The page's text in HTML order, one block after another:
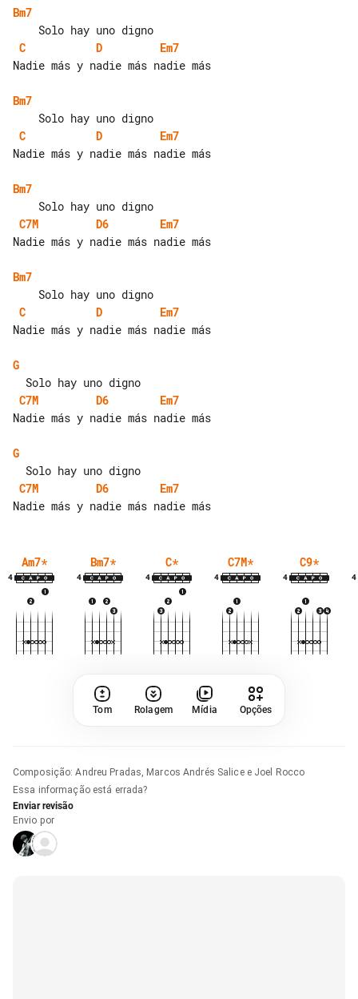
Bm7
C
D
Em7
Nadie más y nadie más nadie más
Bm7
C
D
Em7
Nadie más y nadie más nadie más
Bm7
C7M
D6
Em7
Nadie más y nadie más nadie más
Bm7
C
D
Em7
Nadie más y nadie más nadie más
G
C7M
D6
Em7
Nadie más y nadie más nadie más
G
C7M
D6
Em7
Am7*
4
Bm7*
4
C*
4
C7M*
4
C9*
4 4
Tom Rolagem Mídia Opções
Composição:
Andreu Pradas, Marcos Andrés Salice e Joel Rocco
Essa informação está errada?
Enviar revisão
Envio por